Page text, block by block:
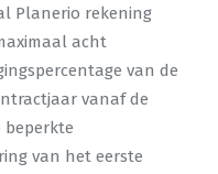
Planerio rekening
acht
van de
vanaf de
beperkte
van het eerste